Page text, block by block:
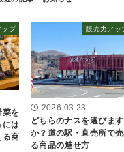
ップ
菜を
には
る商
販売力アッ
2026.03.23
どちらのナスを選びます
か？道の駅・直売所で
る商品の魅せ方